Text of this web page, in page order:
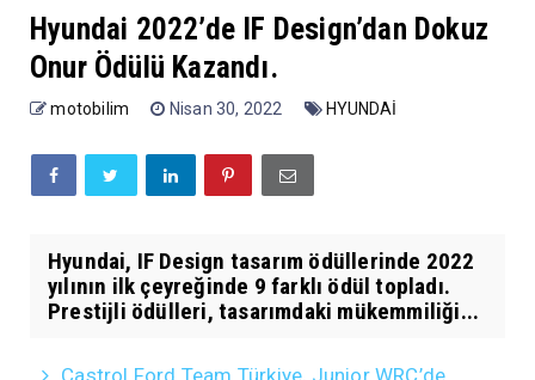
Hyundai 2022’de IF Design’dan Dokuz
Onur Ödülü Kazandı.
motobilim Nisan 30, 2022 HYUNDAİ
Hyundai, IF Design tasarım ödüllerinde 2022
yılının ilk çeyreğinde 9 farklı ödül topladı.
Prestijli ödülleri, tasarımdaki mükemmiliği...
Castrol Ford Team Türkiye, Junior WRC’de